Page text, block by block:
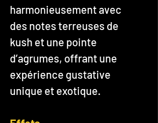
harmonieusement avec
des notes terreuses de
kush et une pointe
d’agrumes, offrant une
expérience gustative
unique et exotique.